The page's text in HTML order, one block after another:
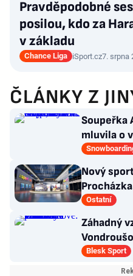
Pravděpodobné
posilou, kdo za
v základu
Chance Liga iSport.cz7. srpna
ČLÁNKY Z
Soupeřka
mluvila o
prostě
Nový
vysílat?
Ostatní
Záhadný
Zaskočení
Blesk Sport